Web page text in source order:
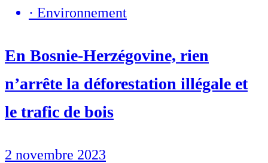
· Environnement
En Bosnie-Herzégovine, rien
n’arrête la déforestation illégale et
le trafic de bois
2 novembre 2023